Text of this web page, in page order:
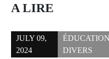
A LIRE
JULY 09,
2024
ÉDUCATION
DIVERS